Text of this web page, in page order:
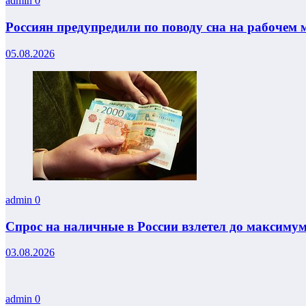
Россиян предупредили по поводу сна на рабочем
05.08.2026
admin 0
Спрос на наличные в России взлетел до
03.08.2026
admin 0